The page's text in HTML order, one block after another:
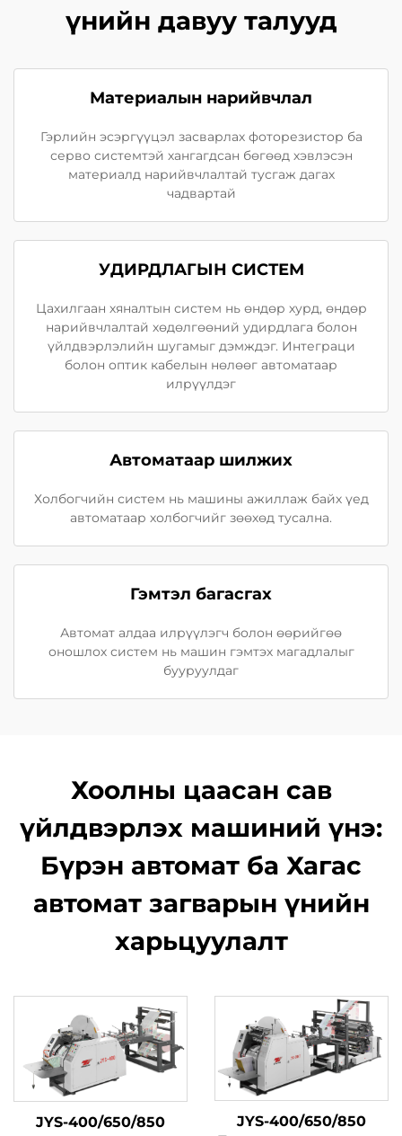
үнийн давуу талууд
Материалын нарийвчлал
Гэрлийн эсэргүүцэл засварлах фоторезистор ба
серво системтэй хангагдсан бөгөөд хэвлэсэн
материалд нарийвчлалтай тусгаж дагах
чадвартай
УДИРДЛАГЫН СИСТЕМ
Цахилгаан хяналтын систем нь өндөр хурд, өндөр
нарийвчлалтай хөдөлгөөний удирдлага болон
үйлдвэрлэлийн шугамыг дэмждэг. Интеграци
болон оптик кабелын нөлөөг автоматаар
илрүүлдэг
Автоматаар шилжих
Холбогчийн систем нь машины ажиллаж байх үед
автоматаар холбогчийг зөөхөд тусална.
Гэмтэл багасгах
Автомат алдаа илрүүлэгч болон өөрийгөө
оношлох систем нь машин гэмтэх магадлалыг
бууруулдаг
Хоолны цаасан сав
үйлдвэрлэх машиний үнэ:
Бүрэн автомат ба Хагас
автомат загварын үнийн
харьцуулалт
JYS-400/650/850
JYS-400/650/850